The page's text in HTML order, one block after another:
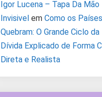
Igor Lucena – Tapa Da Mão
Invisivel em Como os Países
Quebram: O Grande Ciclo da
Dívida Explicado de Forma
Direta e Realista